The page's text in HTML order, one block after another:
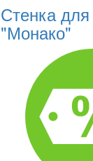
Стенка для
"Монако"